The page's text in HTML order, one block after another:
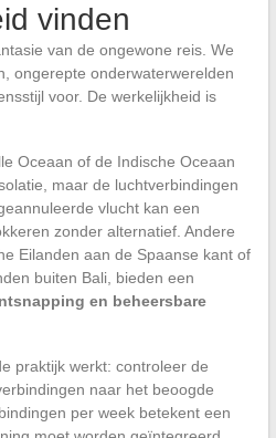
vinden
van de ongewone reis. We
ongerepte onderwaterwerelden
voor. De werkelijkheid is
Oceaan of de Indische Oceaan
maar de luchtverbindingen
vlucht kan een
zonder alternatief. Andere
Eilanden aan de Spaanse kant of
buiten Bali, bieden een
en beheersbare
praktijk werkt: controleer de
naar het beoogde
per week betekent een